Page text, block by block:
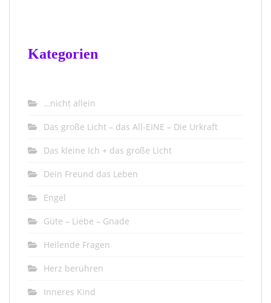
Kategorien
…nicht allein
Das große Licht – das All-EINE – Die Urkraft
Das kleine Ich + das große Licht
Dein Freund das Leben
Engel
Güte – Liebe – Gnade
Heilende Fragen
Herz berühren
Inneres Kind